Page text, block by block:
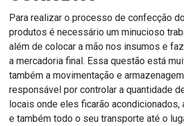
Para realizar o processo de confecção
produtos é necessário um minucioso
além de colocar a mão nos insumos e
a mercadoria final. Essa questão está
também a movimentação e
responsável por controlar a quantidade
locais onde eles ficarão acondicionados,
e também todo o seu transporte até o